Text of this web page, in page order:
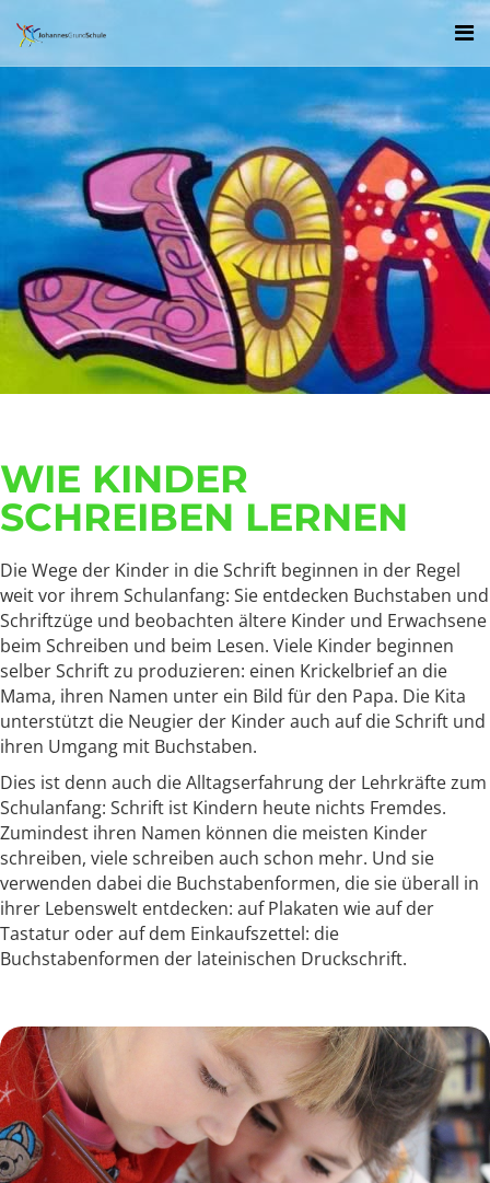
WIE KINDER
SCHREIBEN LERNEN
Die Wege der Kinder in die Schrift beginnen in der Regel
weit vor ihrem Schulanfang: Sie entdecken Buchstaben und
Schriftzüge und beobachten ältere Kinder und Erwachsene
beim Schreiben und beim Lesen. Viele Kinder beginnen
selber Schrift zu produzieren: einen Krickelbrief an die
Mama, ihren Namen unter ein Bild für den Papa. Die Kita
unterstützt die Neugier der Kinder auch auf die Schrift und
ihren Umgang mit Buchstaben.
Dies ist denn auch die Alltagserfahrung der Lehrkräfte zum
Schulanfang: Schrift ist Kindern heute nichts Fremdes.
Zumindest ihren Namen können die meisten Kinder
schreiben, viele schreiben auch schon mehr. Und sie
verwenden dabei die Buchstabenformen, die sie überall in
ihrer Lebenswelt entdecken: auf Plakaten wie auf der
Tastatur oder auf dem Einkaufszettel: die
Buchstabenformen der lateinischen Druckschrift.